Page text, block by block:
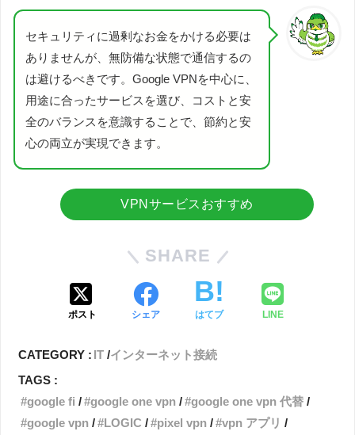
セキュリティに過剰なお金をかける必要は
ありませんが、無防備な状態で通信するの
は避けるべきです。Google VPNを中心に、
用途に合ったサービスを選び、コストと安
全のバランスを意識することで、節約と安
心の両立が実現できます。
VPNサービスおすすめ
SHARE
ポスト シェア はてブ LINE
CATEGORY : IT インターネット接続
TAGS :
google fi
google one vpn
google one vpn 代替
google vpn
LOGIC pixel vpn
vpn アプリ